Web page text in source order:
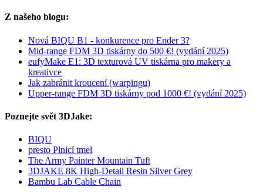
Z našeho blogu:
Nová BIQU B1 - konkurence pro Ender 3?
Mid-range FDM 3D tiskárny do 500 €! (vydání 2025)
eufyMake E1: 3D texturová UV tiskárna pro makery a
kreativce
Jak zabránit kroucení (warpingu)
Upper-range FDM 3D tiskárny pod 1000 €! (vydání 2025)
Poznejte svět 3DJake:
BIQU
presto Plnicí tmel
The Army Painter Mountain Tuft
3DJAKE 8K High-Detail Resin Silver Grey
Bambu Lab Cable Chain